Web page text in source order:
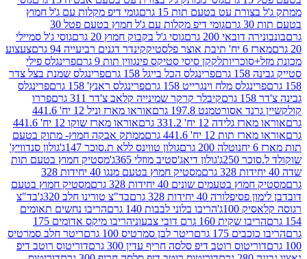
עט בטעם תות 15 גרם
גומי דיפ מקלות עם ג'ל חמוץ
גומי דיפ מקלות עם ג'ל חמוץ בטעם פטל 30
200 גרם
גוסי ג'ל בקבוק חמוץ 20 גרם
גוסי ג'ל סמיילי
פלסטיק
קינדר דגנים רביעייה 94 גרם
צעצוע
לקקן סיסי סטיקס פינגווין תות 9 גרם
פרינגלס פילי
פרינגלס הכל בייגל 158 גרם
פרינגלס שמנת בצל צדר
מלח וינגרייט 158 גרם
פרינגלס ראנץ' 158 גרם
פרינגלס
קיבלר קרקר שמינייה קלאב צ'דר 311 גרם
פררו
197.8 גרם
אוראו מארז וניל 12 יח' 441.6
12 יח' 331.2 גרם
אוראו מארז שוקו 12 יח' 441.6
12 יח' 441.6 גרם
ממתק אבקה חמוץ- מתוק בטעם
נוטלה 200 גרם
גולון טווינס ללא ת.סוכר 147ג'
גולון סנדוויץ'
250ג'
גולון דיאג'סטיב מוזלי 365ג'
מסטיק חמוץ בטעם תות
מסטיק חמוץ בטעם מנגו 40 יחידות 328
בטעמים שונים 40 יחידות 328 גרם
מסטיק חמוץ בטעם
40 יחידות 328 גרם
בד"צ טורינו חלב 320ג'
בד"צ
הריבו בלוני לבבות 140 גרם
הריבו נחשים תאומים
160 גרם דובי צבעוני
הריבו מיקס אדומים 175
175 גרם
ריטר לבן סמרטיס 100 גרם
ריטר חלב סמרטיס
רוטב דיפ סלסה חריף עדין 300 גרם
דוריטוס רוטב דיפ